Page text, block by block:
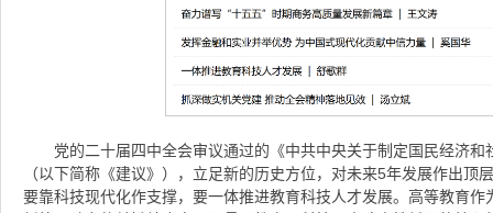
党的二十届四中全会审议通过的《中共中央关于制定国民经济
（以下简称《建议》），立足新的历史方位，对未来5年发展作出顶
要靠科技现代化作支撑，要一体推进教育科技人才发展。高等教育